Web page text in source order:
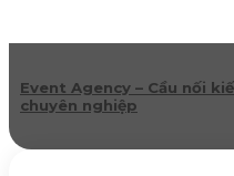
Event Agency – Cầu nối
chuyên nghiệp